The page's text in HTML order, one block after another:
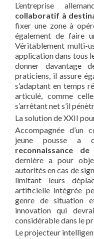
L’entreprise
collaboratif à
fixer une zone à
également de faire
Véritablement multi-
application dans tous
donner davantage
praticiens, il assure
s’adaptant en temps
articulé, comme
s’arrêtant net s’il
La solution de XXII
Accompagnée d’un
jeune pousse a
reconnaissance
dernière a pour
autorités en cas de
limitant leurs
artificielle intégrée
genre de situation
innovation qui
considérable dans le
Le projecteur